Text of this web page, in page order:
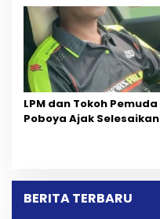
Wilayah Tambang PT
CPM
LPM dan Tokoh Pemuda
Poboya Ajak Selesaikan
BERITA TERBARU